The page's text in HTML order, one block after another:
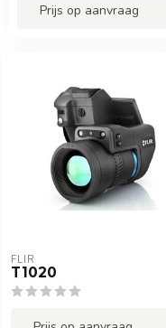
Prijs op aanvraag
FLIR
T1020